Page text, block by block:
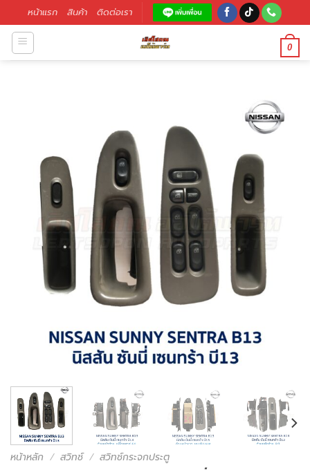
หน้าแรก สินค้า ติดต่อเรา
0
หน้าหลัก / สวิทช์ / สวิทช์กระจกประตู